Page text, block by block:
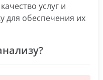
услуг и
для обеспечения их